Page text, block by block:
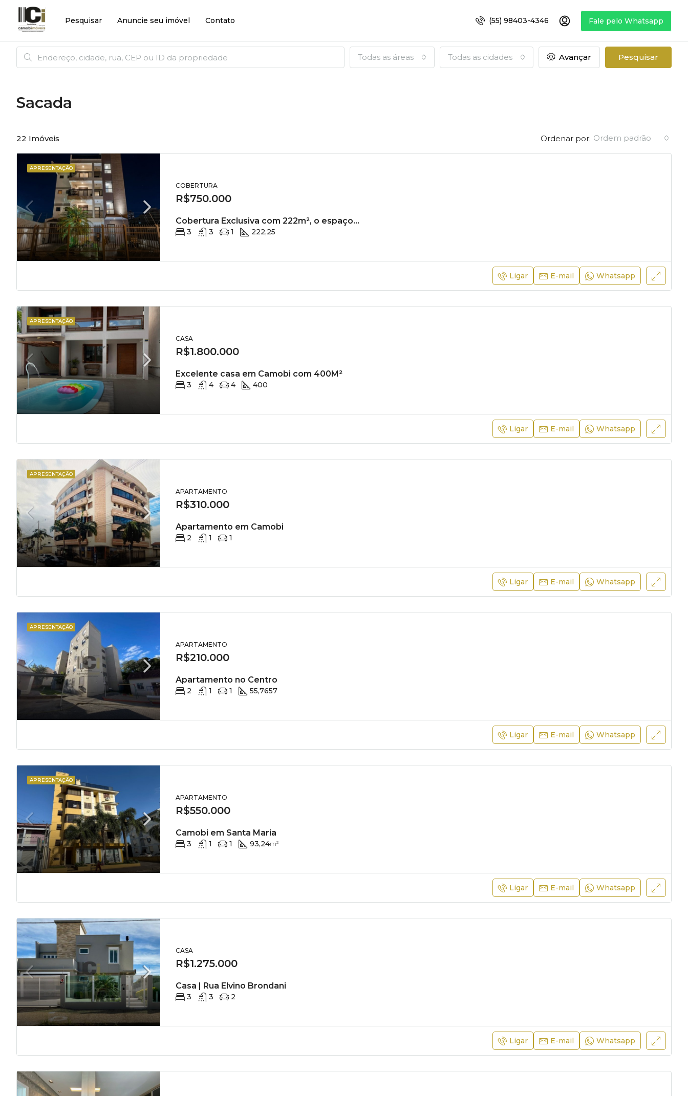
Pesquisar Anuncie seu imóvel Contato (55) 98403-4346 Fale pelo Whatsapp
Todas as áreas Todas as cidades Avançar Pesquisar
Sacada
22 Imóveis Ordenar por: Ordem padrão
APRESENTAÇÃO
COBERTURA
R$750.000
Cobertura Exclusiva com 222m², o espaço que você e sua família merecem!
3 3 1 222,25
Ligar E-mail Whatsapp
APRESENTAÇÃO
CASA
R$1.800.000
Excelente casa em Camobi com 400M²
3 4 4 400
Ligar E-mail Whatsapp
APRESENTAÇÃO
APARTAMENTO
R$310.000
Apartamento em Camobi
2 1 1
Ligar E-mail Whatsapp
APRESENTAÇÃO
APARTAMENTO
R$210.000
Apartamento no Centro
2 1 1 55,7657
Ligar E-mail Whatsapp
APRESENTAÇÃO
APARTAMENTO
R$550.000
Camobi em Santa Maria
3 1 1 93,24m²
Ligar E-mail Whatsapp
CASA
R$1.275.000
Casa | Rua Elvino Brondani
3 3 2
Ligar E-mail Whatsapp